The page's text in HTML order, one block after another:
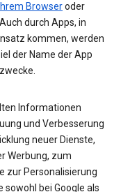
Browseroder
durch Apps, in
kommen, werden
der Name der App
Informationen
und Verbesserung
neuer Dienste,
Werbung, zum
zur Personalisierung
sowohl bei Google als